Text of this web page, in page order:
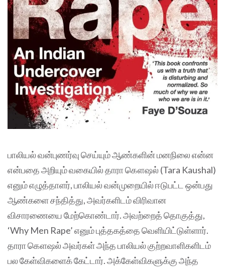
பாலியல் வன்புணர்வு செய்யும் ஆண்களின் மனநிலை என்ன
என்பதை அறியும் வகையில் தாரா கௌஷல் (Tara Kaushal)
எனும் எழுத்தாளர், பாலியல் வன்முறையில் ஈடுபட்ட ஒன்பது
ஆண்களை சந்தித்து, அவர்களிடம் விரிவான
விசாரணையை மேற்கொண்டார். அவற்றைத் தொகுத்து,
‘Why Men Rape’ எனும் புத்தகத்தை வெளியிட்டுள்ளார்.
தாரா கௌஷல் அவர்கள் அந்த பாலியல் குற்றவாளிகளிடம்
பல கேள்விகளைக் கேட்டார். அக்கேள்விகளுக்கு அந்த